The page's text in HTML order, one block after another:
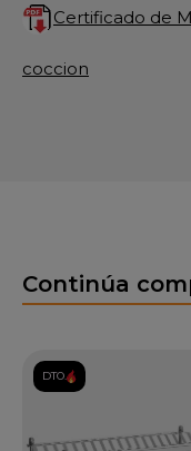
Certificado de
coccion
Continúa
DTO.